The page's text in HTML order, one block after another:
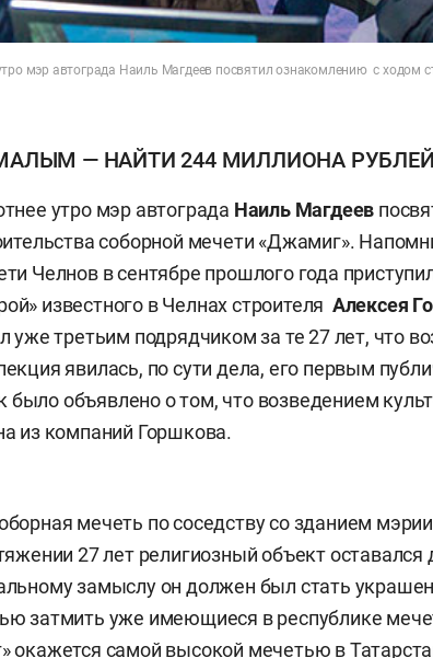
мэр автограда Наиль Магдеев посвятил ознакомлению с ходом
— НАЙТИ 244 МИЛЛИОНА
утро мэр автограда Наиль Магдеев
соборной мечети «Джамиг».
Челнов в сентябре прошлого года
известного в Челнах строителя Алексея
уже третьим подрядчиком за те 27 лет, что
явилась, по сути дела, его первым
было объявлено о том, что возведением
из компаний Горшкова.
мечеть по соседству со зданием мэрии
27 лет религиозный объект оставался
замыслу он должен был стать
затмить уже имеющиеся в республике
окажется самой высокой мечетью в